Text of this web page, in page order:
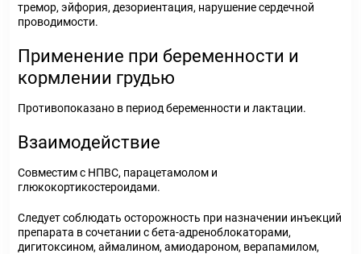
тремор, эйфория, дезориентация, нарушение сердечной
проводимости.
Применение при беременности и
кормлении грудью
Противопоказано в период беременности и лактации.
Взаимодействие
Совместим с НПВС, парацетамолом и
глюкокортикостероидами.
Следует соблюдать осторожность при назначении инъекций
препарата в сочетании с бета-адреноблокаторами,
дигитоксином, аймалином, амиодароном, верапамилом,